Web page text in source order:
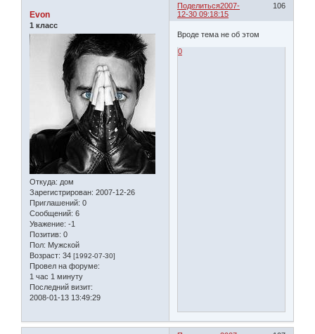
Поделиться 106
2007-
12-30 09:18:15
Evon
1 класс
Откуда: дом
Зарегистрирован: 2007-12-26
Приглашений: 0
Сообщений: 6
Уважение: -1
Позитив: 0
Пол: Мужской
Возраст: 34 [1992-07-30]
Провел на форуме:
1 час 1 минуту
Последний визит:
2008-01-13 13:49:29
Вроде тема не об этом
0